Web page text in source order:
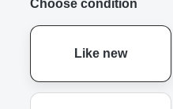
Choose condition
Like new